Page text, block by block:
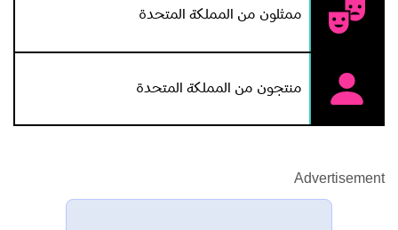
ممثلون من المملكة المتحدة
منتجون من المملكة المتحدة
Advertisement